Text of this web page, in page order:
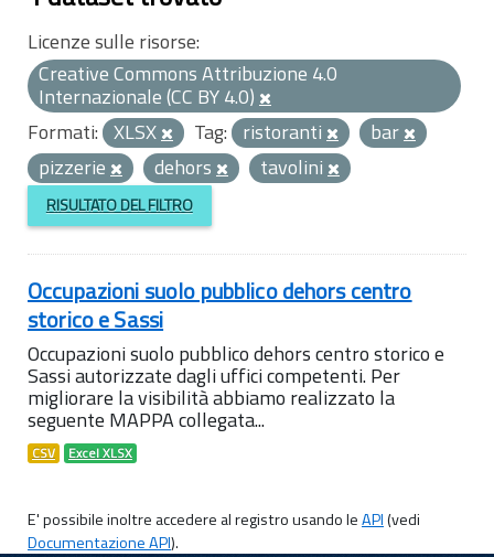
Licenze sulle risorse:
Creative Commons Attribuzione 4.0
Internazionale (CC BY 4.0)
Formati: XLSX Tag: ristoranti
bar
pizzerie
dehors tavolini
RISULTATO DEL FILTRO
Occupazioni suolo pubblico dehors centro
storico e Sassi
Occupazioni suolo pubblico dehors centro storico e
Sassi autorizzate dagli uffici competenti. Per
migliorare la visibilità abbiamo realizzato la
seguente MAPPA collegata...
CSV Excel XLSX
E' possibile inoltre accedere al registro usando leAPI(vedi
Documentazione API).